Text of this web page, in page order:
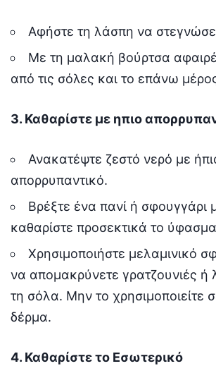
Αφήστε τη λάσπη να
Με τη μαλακή βούρτσα
από τις σόλες και το επάνω
3. Καθαρίστε με ηπιο
Ανακατέψτε ζεστό νερό με
απορρυπαντικό.
Βρέξτε ένα πανί ή σφουγγάρι
καθαρίστε προσεκτικά το
Χρησιμοποιήστε μελαμινικό
να απομακρύνετε γρατζουνιές ή
τη σόλα. Μην το χρησιμοποιείτε
δέρμα.
4. Καθαρίστε το Εσωτερικό